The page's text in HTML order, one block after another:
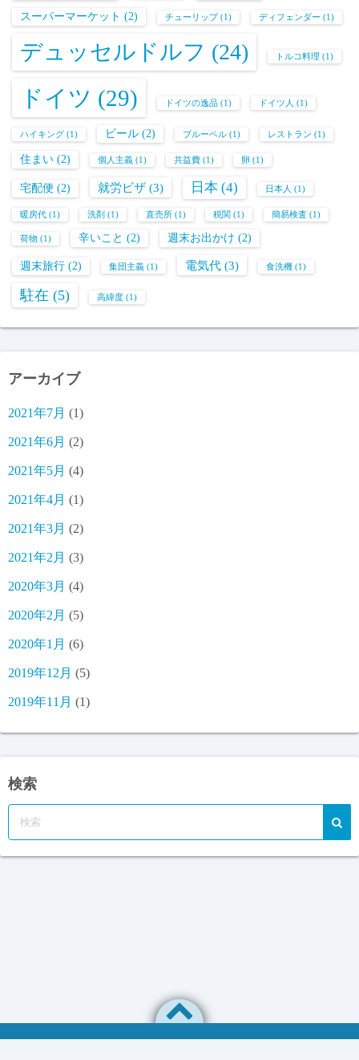
スーパーマーケット (2) チューリップ(1) ディフェンダー (1)
デュッセルドルフ (24) トルコ料理 (1)
ドイツ (29) ドイツの逸品 (1) ドイツ人 (1)
ハイキング (1) ビール (2) ブルーベル (1) レストラン (1)
住まい (2) 個人主義 (1) 共益費 (1) 卵 (1)
宅配便 (2) 就労ビザ (3) 日本 (4) 日本人 (1)
暖房代 (1) 洗剤 (1) 直売所 (1) 税関 (1) 簡易検査 (1)
荷物 (1) 辛いこと (2) 週末お出かけ (2)
週末旅行 (2) 集団主義 (1) 電気代 (3) 食洗機 (1)
駐在 (5) 高緯度 (1)
アーカイブ
2021年7月 (1)
2021年6月 (2)
2021年5月 (4)
2021年4月 (1)
2021年3月 (2)
2021年2月 (3)
2020年3月 (4)
2020年2月 (5)
2020年1月 (6)
2019年12月 (5)
2019年11月 (1)
検索